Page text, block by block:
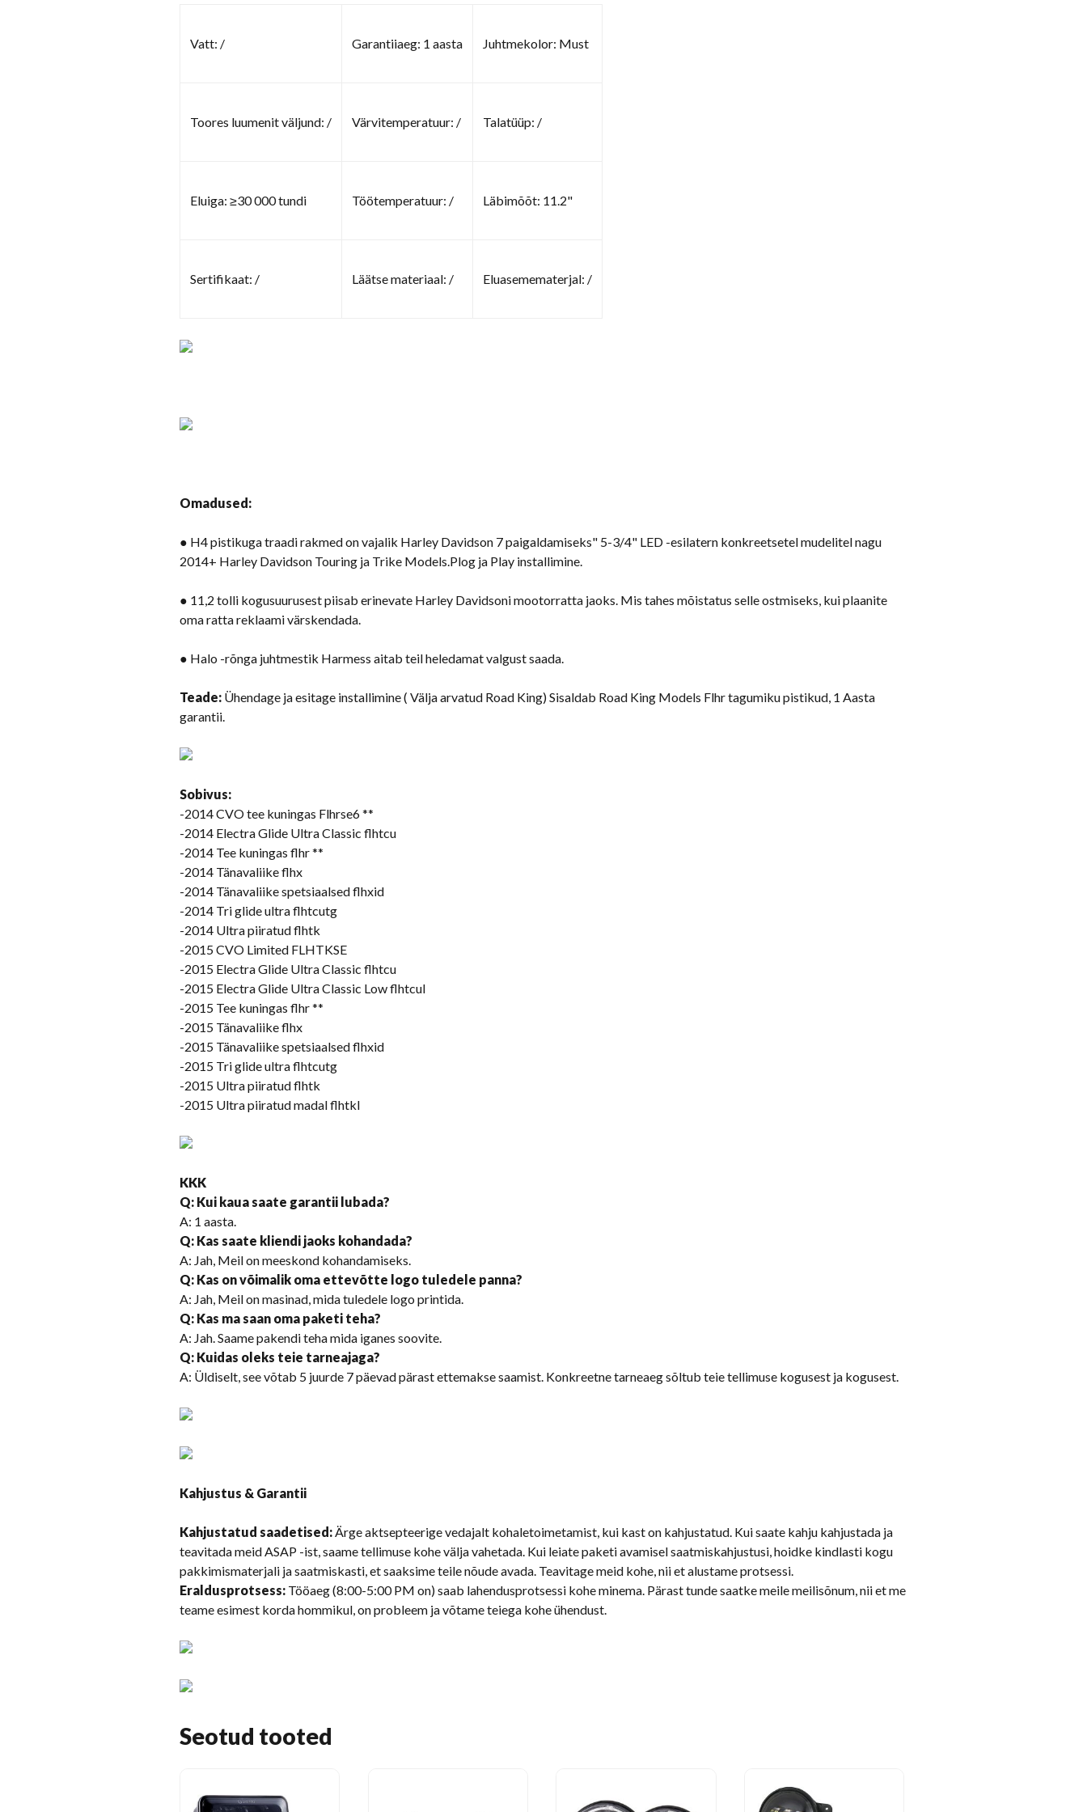
Vatt: / Garantiiaeg: 1 aasta Juhtmekolor: Must
Toores luumenit väljund: / Värvitemperatuur: / Talatüüp: /
Eluiga: ≥30 000 tundi Töötemperatuur: / Läbimõõt: 11.2"
Sertifikaat: / Läätse materiaal: / Eluasemematerjal: /
Omadused:
● H4 pistikuga traadi rakmed on vajalik Harley Davidson 7 paigaldamiseks" 5-3/4" LED -esilatern konkreetsetel mudelitel nagu
2014+ Harley Davidson Touring ja Trike Models.Plog ja Play installimine.
● 11,2 tolli kogusuurusest piisab erinevate Harley Davidsoni mootorratta jaoks. Mis tahes mõistatus selle ostmiseks, kui plaanite
oma ratta reklaami värskendada.
● Halo -rõnga juhtmestik Harmess aitab teil heledamat valgust saada.
Teade: Ühendage ja esitage installimine ( Välja arvatud Road King) Sisaldab Road King Models Flhr tagumiku pistikud, 1 Aasta
garantii.
Sobivus:
-2014 CVO tee kuningas Flhrse6 **
-2014 Electra Glide Ultra Classic flhtcu
-2014 Tee kuningas flhr **
-2014 Tänavaliike flhx
-2014 Tänavaliike spetsiaalsed flhxid
-2014 Tri glide ultra flhtcutg
-2014 Ultra piiratud flhtk
-2015 CVO Limited FLHTKSE
-2015 Electra Glide Ultra Classic flhtcu
-2015 Electra Glide Ultra Classic Low flhtcul
-2015 Tee kuningas flhr **
-2015 Tänavaliike flhx
-2015 Tänavaliike spetsiaalsed flhxid
-2015 Tri glide ultra flhtcutg
-2015 Ultra piiratud flhtk
-2015 Ultra piiratud madal flhtkl
KKK
Q: Kui kaua saate garantii lubada?
A: 1 aasta.
Q: Kas saate kliendi jaoks kohandada?
A: Jah, Meil on meeskond kohandamiseks.
Q: Kas on võimalik oma ettevõtte logo tuledele panna?
A: Jah, Meil on masinad, mida tuledele logo printida.
Q: Kas ma saan oma paketi teha?
A: Jah. Saame pakendi teha mida iganes soovite.
Q: Kuidas oleks teie tarneajaga?
A: Üldiselt, see võtab 5 juurde 7 päevad pärast ettemakse saamist. Konkreetne tarneaeg sõltub teie tellimuse kogusest ja kogusest.
Kahjustus & Garantii
Kahjustatud saadetised:Ärge aktsepteerige vedajalt kohaletoimetamist, kui kast on kahjustatud. Kui saate kahju kahjustada ja
teavitada meid ASAP -ist, saame tellimuse kohe välja vahetada. Kui leiate paketi avamisel saatmiskahjustusi, hoidke kindlasti kogu
pakkimismaterjali ja saatmiskasti, et saaksime teile nõude avada. Teavitage meid kohe, nii et alustame protsessi.
Eraldusprotsess: Tööaeg (8:00-5:00 PM on) saab lahendusprotsessi kohe minema. Pärast tunde saatke meile meilisõnum, nii et me
teame esimest korda hommikul, on probleem ja võtame teiega kohe ühendust.
Seotud tooted